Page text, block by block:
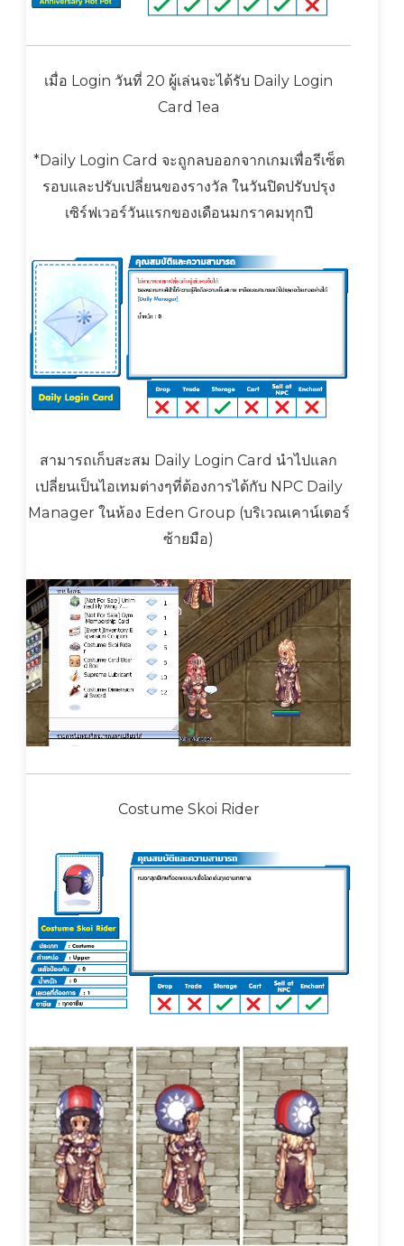
เมื่อ Login วันที่ 20 ผู้เล่นจะได้รับ Daily Login
Card 1ea
*Daily Login Card จะถูกลบออกจากเกมเพื่อรีเซ็ต
รอบและปรับเปลี่ยนของรางวัล ในวันปิดปรับปรุง
เซิร์ฟเวอร์วันแรกของเดือนมกราคมทุกปี
สามารถเก็บสะสม Daily Login Card นำไปแลก
เปลี่ยนเป็นไอเทมต่างๆที่ต้องการได้กับ NPC Daily
Manager ในห้อง Eden Group (บริเวณเคาน์เตอร์
ซ้ายมือ)
Costume Skoi Rider